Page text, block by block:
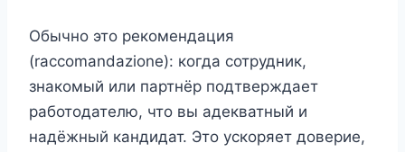
Обычно это рекомендация
(raccomandazione): когда сотрудник,
знакомый или партнёр подтверждает
работодателю, что вы адекватный и
надёжный кандидат. Это ускоряет доверие,